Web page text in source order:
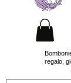
regalo,